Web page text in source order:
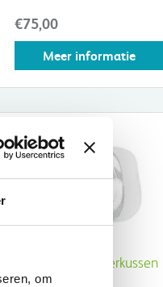
om
€75,00
Meer informatie
AirFit N20 Maskerkussen
RESMED